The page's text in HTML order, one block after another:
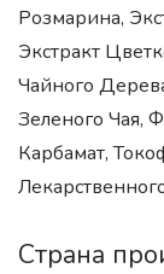
Розмарина,
Экстракт
Чайного
Зеленого Чая,
Карбамат,
Страна